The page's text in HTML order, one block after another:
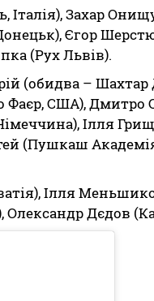
Захар
Єгор
(Рух Львів).
(обидва – Шахтар
Фаєр, США), Дмитро
Ілля
(Пушкаш
Ілля
Олександр Дєдов